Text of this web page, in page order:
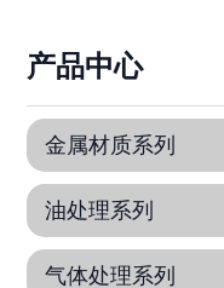
产品中心
金属材质系列
油处理系列
气体处理系列